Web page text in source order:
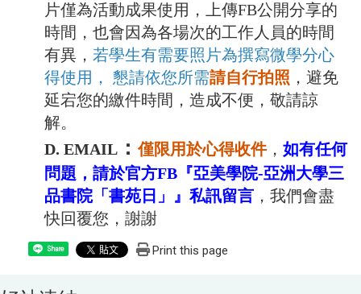
片僅為活動成果使用，上傳FB公開分享的
時間，也會因為各場次的工作人員的時間
有異， 若學生有需要照片為撰寫微學分心
得使用， 懇請依您所需請自行拍照 ，避免
延宕您的繳件時間，造成不便，敬請諒
解。
D. EMAIL ：僅限用於心得收件， 如有任何
問題，請於官方FB『亞美學院-亞洲大學三
品書院「書苑日」』私訊留言 ，我們會盡
快回覆您，謝謝
Share Print this page